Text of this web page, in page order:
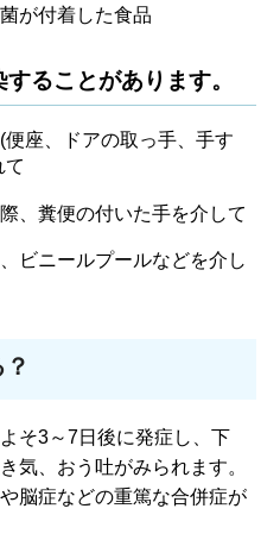
が付着した食品
ることがあります。
座、ドアの取っ手、手す
て
、糞便の付いた手を介して
ビニールプールなどを介し
そ3～7日後に発症し、下
気、おう吐がみられます。
脳症などの重篤な合併症が